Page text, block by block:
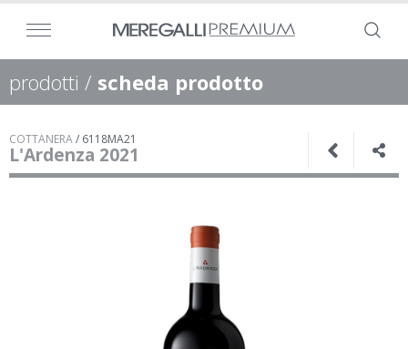
prodotti / scheda prodotto
COTTANERA/ 6118MA21
L'Ardenza 2021